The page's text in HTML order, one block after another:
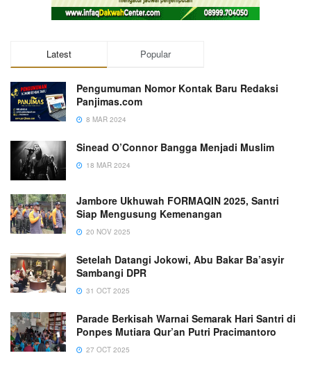
Latest Popular
Pengumuman Nomor Kontak Baru Redaksi
Panjimas.com
8 MAR 2024
Sinead O’Connor Bangga Menjadi Muslim
18 MAR 2024
Jambore Ukhuwah FORMAQIN 2025, Santri
Siap Mengusung Kemenangan
20 NOV 2025
Setelah Datangi Jokowi, Abu Bakar Ba’asyir
Sambangi DPR
31 OCT 2025
Parade Berkisah Warnai Semarak Hari Santri di
Ponpes Mutiara Qur’an Putri Pracimantoro
27 OCT 2025